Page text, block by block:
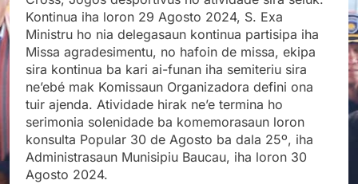
Kontinua iha loron 29 Agosto 2024, S. Exa
Ministru ho nia delegasaun kontinua partisipa iha
Missa agradesimentu, no hafoin de missa, ekipa
sira kontinua ba kari ai-funan iha semiteriu sira
ne’ebé mak Komissaun Organizadora defini ona
tuir ajenda. Atividade hirak ne’e termina ho
serimonia solenidade ba komemorasaun loron
konsulta Popular 30 de Agosto ba dala 25º, iha
Administrasaun Munisipiu Baucau, iha loron 30
Agosto 2024.